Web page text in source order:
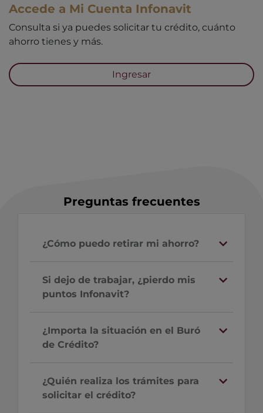
Accede a Mi Cuenta Infonavit
Consulta si ya puedes solicitar tu crédito, cuánto
ahorro tienes y más.
Ingresar
Preguntas frecuentes
¿Cómo puedo retirar mi ahorro?
Si dejo de trabajar, ¿pierdo mis
puntos Infonavit?
¿Importa la situación en el Buró
de Crédito?
¿Quién realiza los trámites para
solicitar el crédito?